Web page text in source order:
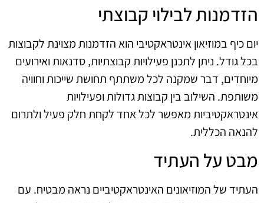
הזדמנות לבילוי קבוצתי
יום כיף במוזיאון אינטראקטיבי הוא הזדמנות מצוינת לקבוצות
בכל גודל. ניתן לתכנן פעילויות קבוצתיות, סדנאות ואירועים
מיוחדים, דבר שמקנה לכל משתתף תחושת שייכות וחוויה
משותפת. השילוב בין קבוצות גדולות ופעילויות
אינטראקטיביות מאפשר לכל אחד לקחת חלק פעיל ולתרום
להנאה הכללית.
מבט על העתיד
העתיד של המוזיאונים האינטראקטיביים נראה מבטיח. עם